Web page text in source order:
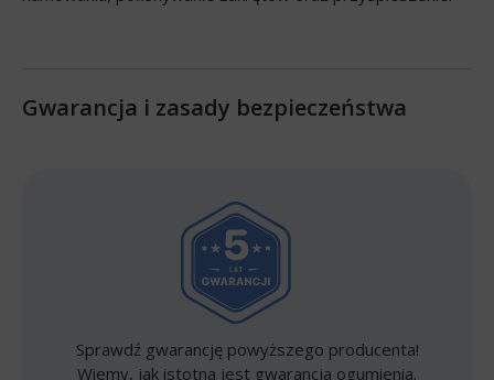
Gwarancja i zasady bezpieczeństwa
Sprawdź gwarancję powyższego producenta!
Wiemy, jak istotna jest gwarancja ogumienia.